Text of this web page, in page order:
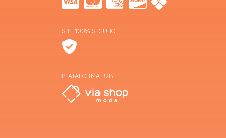
SITE 100% SEGURO
PLATAFORMA B2B